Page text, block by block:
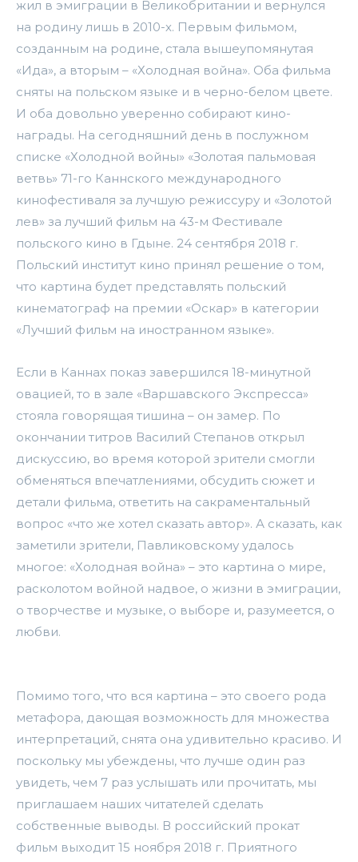
жил в эмиграции в Великобритании и вернулся
на родину лишь в 2010-х. Первым фильмом,
созданным на родине, стала вышеупомянутая
«Ида», а вторым – «Холодная война». Оба фильма
сняты на польском языке и в черно-белом цвете.
И оба довольно уверенно собирают кино-
награды. На сегодняшний день в послужном
списке «Холодной войны» «Золотая пальмовая
ветвь» 71-го Каннского международного
кинофестиваля за лучшую режиссуру и «Золотой
лев» за лучший фильм на 43-м Фестивале
польского кино в Гдыне. 24 сентября 2018 г.
Польский институт кино принял решение о том,
что картина будет представлять польский
кинематограф на премии «Оскар» в категории
«Лучший фильм на иностранном языке».
Если в Каннах показ завершился 18-минутной
овацией, то в зале «Варшавского Экспресса»
стояла говорящая тишина – он замер. По
окончании титров Василий Степанов открыл
дискуссию, во время которой зрители смогли
обменяться впечатлениями, обсудить сюжет и
детали фильма, ответить на сакраментальный
вопрос «что же хотел сказать автор». А сказать, как
заметили зрители, Павликовскому удалось
многое: «Холодная война» – это картина о мире,
расколотом войной надвое, о жизни в эмиграции,
о творчестве и музыке, о выборе и, разумеется, о
любви.
Помимо того, что вся картина – это своего рода
метафора, дающая возможность для множества
интерпретаций, снята она удивительно красиво. И
поскольку мы убеждены, что лучше один раз
увидеть, чем 7 раз услышать или прочитать, мы
приглашаем наших читателей сделать
собственные выводы. В российский прокат
фильм выходит 15 ноября 2018 г. Приятного